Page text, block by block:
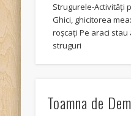
Strugurele-Activităţi
Ghici, ghicitorea
roşcaţi Pe araci
struguri
Toamna de